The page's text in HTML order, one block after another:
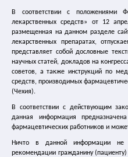
Лечение недержания
Нейрогенный мочевой
Лечение частого
Лечение энуреза
Лечение цистита
Лечение ГМП
В соответствии с положениями
лекарственных средств» от 12
размещенная на данном разделе
лекарственных препаратах,
представляет собой дословные
научных статей, докладов на
советов, а также инструкций по
средств, производимых
(Чехия).
В соответствии с действующим
данная информация
фармацевтических работников и
Ничто в данной информации не
рекомендации гражданину